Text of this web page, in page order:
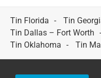
for:
Tin Florida
Tin
Tin Dallas – Fort Worth
Tin Oklahoma
Tin